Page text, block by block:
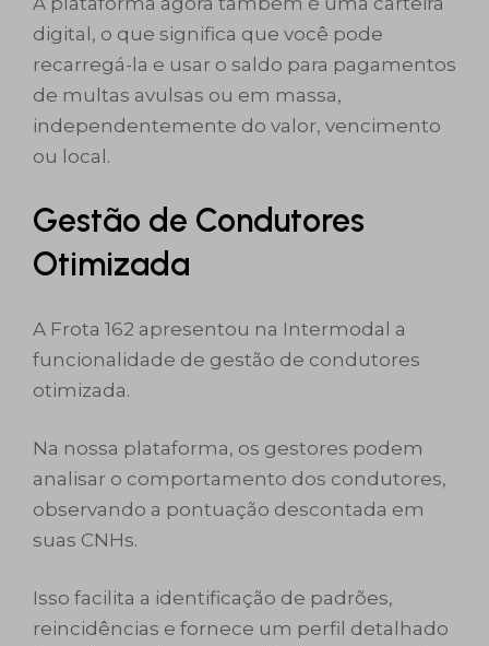
digital, o que significa que você pode
recarregá-la e usar o saldo para pagamentos
de multas avulsas ou em massa,
independentemente do valor, vencimento
ou local.
Gestão de Condutores
Otimizada
A Frota 162 apresentou na Intermodal a
funcionalidade de gestão de condutores
otimizada.
Na nossa plataforma, os gestores podem
analisar o comportamento dos condutores,
observando a pontuação descontada em
suas CNHs.
Isso facilita a identificação de padrões,
reincidências e fornece um perfil detalhado